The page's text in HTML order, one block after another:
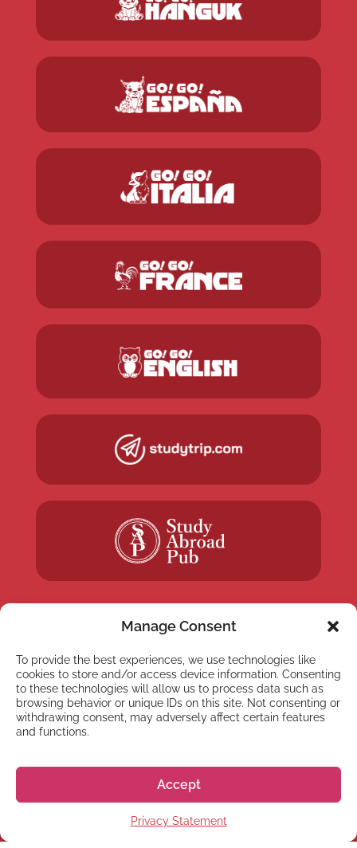
Manage Consent
To provide the best experiences, we use technologies like
cookies to store and/or access device information. Consenting
to these technologies will allow us to process data such as
browsing behavior or unique IDs on this site. Not consenting or
withdrawing consent, may adversely affect certain features
and functions.
Accept
Privacy Statement
NEWSLETTER
Subscribe to our newsletter
Subscribe